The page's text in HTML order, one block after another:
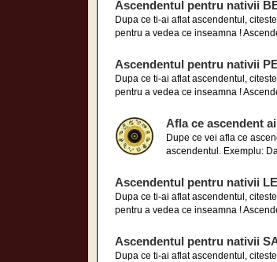
Ascendentul pentru nativii
Dupa ce ti-ai aflat ascendentul,
pentru a vedea ce inseamna !
Ascendentul pentru nativii
Dupa ce ti-ai aflat ascendentul,
pentru a vedea ce inseamna !
Afla ce ascendent
Dupe ce vei afla ce
ascendentul. Exemplu:
Ascendentul pentru nativii
Dupa ce ti-ai aflat ascendentul,
pentru a vedea ce inseamna !
Ascendentul pentru nativii
Dupa ce ti-ai aflat ascendentul,